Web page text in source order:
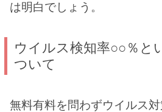
は明白でしょう。
ウイルス検知率○○％と
ついて
無料有料を問わずウイルス